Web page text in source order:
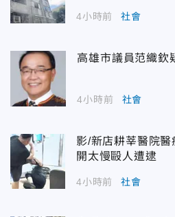
4小時前 社會
高雄市議員范織欽
4小時前 社會
影/新店耕莘醫院
開太慢毆人遭逮
4小時前 社會